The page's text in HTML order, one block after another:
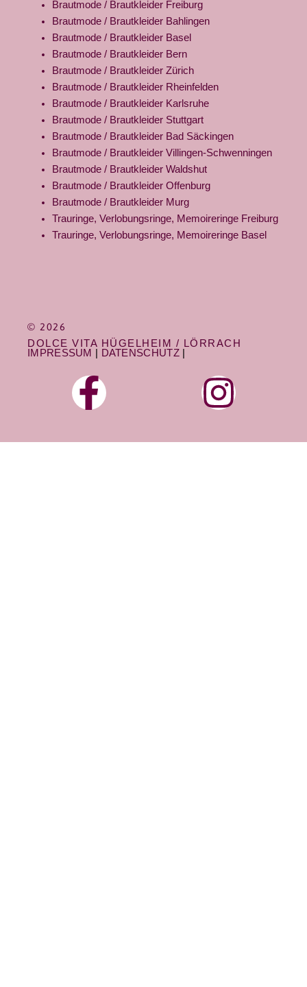
Brautmode / Brautkleider Freiburg
Brautmode / Brautkleider Bahlingen
Brautmode / Brautkleider Basel
Brautmode / Brautkleider Bern
Brautmode / Brautkleider Zürich
Brautmode / Brautkleider Rheinfelden
Brautmode / Brautkleider Karlsruhe
Brautmode / Brautkleider Stuttgart
Brautmode / Brautkleider Bad Säckingen
Brautmode / Brautkleider Villingen-Schwenningen
Brautmode / Brautkleider Waldshut
Brautmode / Brautkleider Offenburg
Brautmode / Brautkleider Murg
Trauringe, Verlobungsringe, Memoireringe Freiburg
Trauringe, Verlobungsringe, Memoireringe Basel
© 2026
DOLCE VITA HÜGELHEIM / LÖRRACH
IMPRESSUM
DATENSCHUTZ|